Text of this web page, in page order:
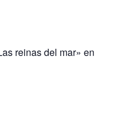
reinas del mar» en